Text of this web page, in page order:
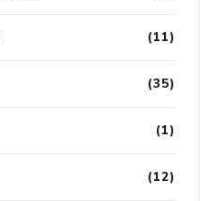
(11)
(35)
(1)
(12)